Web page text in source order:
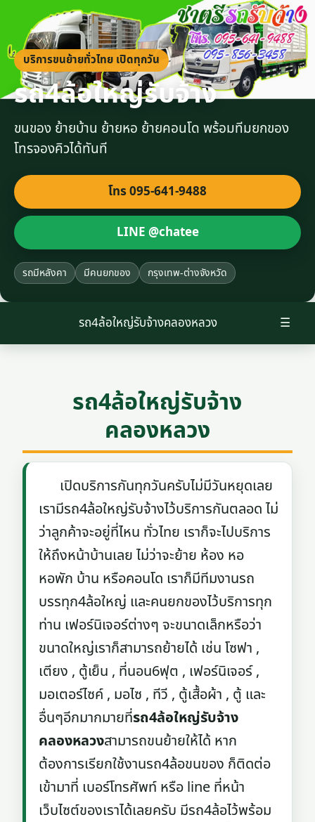
บริการขนย้ายทั่วไทย เปิดทุกวัน
รถ4ล้อใหญ่รับจ้าง
ขนของ ย้ายบ้าน ย้ายหอ ย้ายคอนโด พร้อมทีมยกของ
โทรจองคิวได้ทันที
โทร 095-641-9488
LINE @chatee
รถมีหลังคา มีคนยกของ กรุงเทพ-ต่างจังหวัด
☰
รถ4ล้อใหญ่รับจ้างคลองหลวง
รถ4ล้อใหญ่รับจ้าง
คลองหลวง
เปิดบริการกันทุกวันครับไม่มีวันหยุดเลย
เรามีรถ4ล้อใหญ่รับจ้างไว้บริการกันตลอด ไม่
ว่าลูกค้าจะอยู่ที่ไหน ทั่วไทย เราก็จะไปบริการ
ให้ถึงหน้าบ้านเลย ไม่ว่าจะย้าย ห้อง หอ
หอพัก บ้าน หรือคอนโด เราก็มีทีมงานรถ
บรรทุก4ล้อใหญ่ และคนยกของไว้บริการทุก
ท่าน เฟอร์นิเจอร์ต่างๆ จะขนาดเล็กหรือว่า
ขนาดใหญ่เราก็สามารถย้ายได้ เช่น โซฟา ,
เตียง , ตู้เย็น , ที่นอน6ฟุต , เฟอร์นิเจอร์ ,
มอเตอร์ไซค์ , มอไซ , ทีวี , ตู้เสื้อผ้า , ตู้ และ
อื่นๆอีกมากมายที่รถ4ล้อใหญ่รับจ้าง
คลองหลวงสามารถขนย้ายให้ได้ หาก
ต้องการเรียกใช้งานรถ4ล้อขนของ ก็ติดต่อ
เข้ามาที่ เบอร์โทรศัพท์ หรือ line ที่หน้า
เว็บไซต์ของเราได้เลยครับ มีรถ4ล้อไว้พร้อม